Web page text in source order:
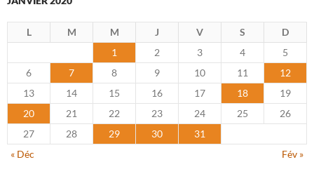
L M M J V S
D
1
2 3 4
5
6
7 8 9 10 11
12
13
14 15 16 17 18
19
20
21 22 23 24 25
26
27
28 29 30
31
« Déc
Fév »